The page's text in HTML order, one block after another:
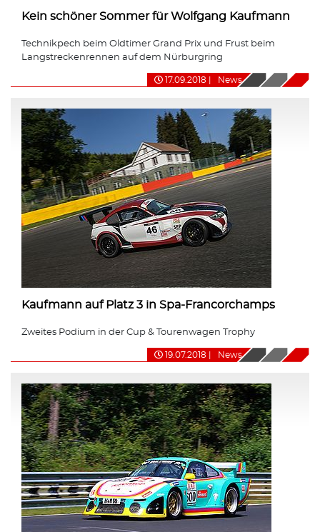
Kein schöner Sommer für Wolfgang Kaufmann
Technikpech beim Oldtimer Grand Prix und Frust beim
Langstreckenrennen auf dem Nürburgring
17.09.2018 News
Kaufmann auf Platz 3 in Spa-Francorchamps
Zweites Podium in der Cup & Tourenwagen Trophy
19.07.2018 News